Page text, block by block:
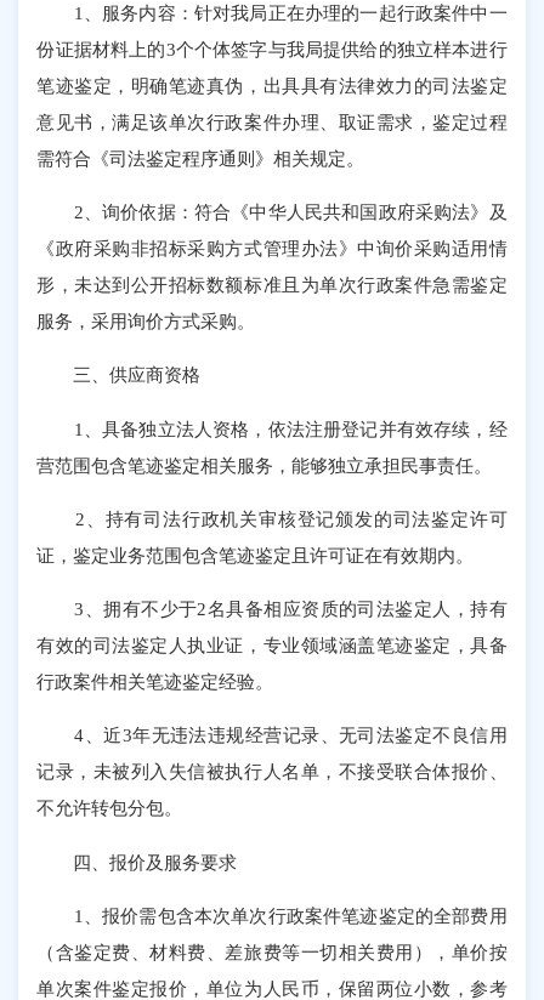
1、服务内容：针对我局正在办理的一起行政案件中一
份证据材料上的3个个体签字与我局提供给的独立样本进行
笔迹鉴定，明确笔迹真伪，出具具有法律效力的司法鉴定
意见书，满足该单次行政案件办理、取证需求，鉴定过程
需符合《司法鉴定程序通则》相关规定。
2、询价依据：符合《中华人民共和国政府采购法》及
《政府采购非招标采购方式管理办法》中询价采购适用情
形，未达到公开招标数额标准且为单次行政案件急需鉴定
服务，采用询价方式采购。
三、供应商资格
1、具备独立法人资格，依法注册登记并有效存续，经
营范围包含笔迹鉴定相关服务，能够独立承担民事责任。
2、持有司法行政机关审核登记颁发的司法鉴定许可
证，鉴定业务范围包含笔迹鉴定且许可证在有效期内。
3、拥有不少于2名具备相应资质的司法鉴定人，持有
有效的司法鉴定人执业证，专业领域涵盖笔迹鉴定，具备
行政案件相关笔迹鉴定经验。
4、近3年无违法违规经营记录、无司法鉴定不良信用
记录，未被列入失信被执行人名单，不接受联合体报价、
不允许转包分包。
四、报价及服务要求
1、报价需包含本次单次行政案件笔迹鉴定的全部费用
（含鉴定费、材料费、差旅费等一切相关费用），单价按
单次案件鉴定报价，单位为人民币，保留两位小数，参考